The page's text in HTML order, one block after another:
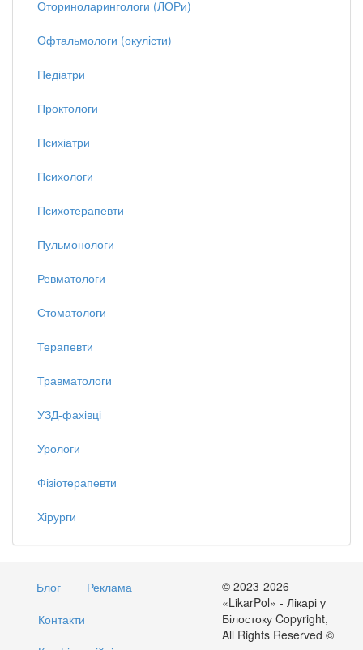
Оториноларингологи (ЛОРи)
Офтальмологи (окулісти)
Педіатри
Проктологи
Психіатри
Психологи
Психотерапевти
Пульмонологи
Ревматологи
Стоматологи
Терапевти
Травматологи
УЗД-фахівці
Урологи
Фізіотерапевти
Хірурги
Блог
Реклама
Контакти
© 2023-2026
«LikarPol» - Лікарі у
Білостоку Copyright,
All Rights Reserved ©